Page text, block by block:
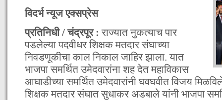
विदर्भ न्यूज एक्सप्रेस
प्रतिनिधी / चंद्रपूर : राज्यात नुकत्याच पार
पडलेल्या पदवीधर शिक्षक मतदार संघाच्या
निवडणूकीचा काल निकाल जाहिर झाला. यात
भाजपा समर्थित उमेदवारांना शह देत महाविकास
आघाडीच्या समर्थित उमेदवारांनी घवघवीत विजय
शिक्षक मतदार संघात सुधाकर अडबाले यांनी भाजपा